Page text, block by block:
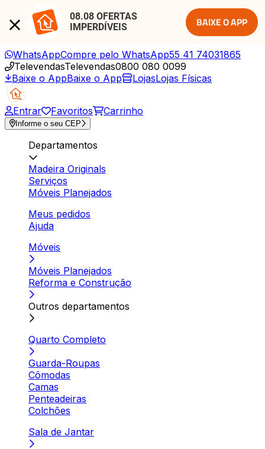
08.08 OFERTAS
IMPERDÍVEIS
BAIXE O APP
WhatsAppCompre pelo WhatsApp55 41 74031865
TelevendasTelevendas0800 080 0099
Baixe o AppBaixe o App LojasLojas Físicas
Entrar Favoritos Carrinho
Informe o seu CEP
Departamentos
Madeira Originals
Serviços
Móveis Planejados
Meus pedidos
Ajuda
Móveis
Móveis Planejados
Reforma e Construção
Outros departamentos
Quarto Completo
Guarda-Roupas
Cômodas
Camas
Penteadeiras
Colchões
Sala de Jantar